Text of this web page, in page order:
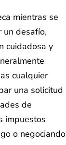
mientras se
un desafío,
cuidadosa y
cualquier
una solicitud
de
impuestos
o negociando